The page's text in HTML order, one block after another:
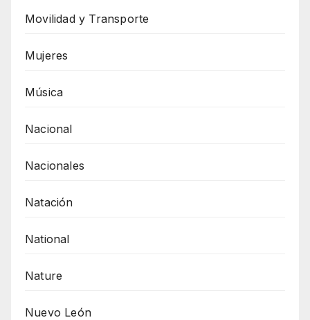
Movilidad y Transporte
Mujeres
Música
Nacional
Nacionales
Natación
National
Nature
Nuevo León